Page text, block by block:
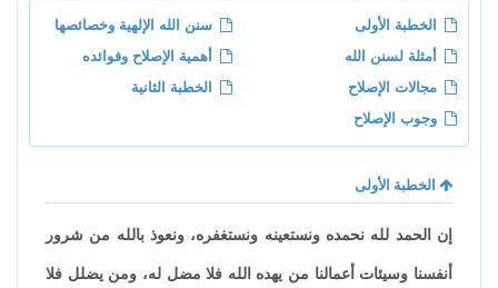
الخطبة الأولى
سنن الله الإلهية وخصائصها
أمثلة لسنن الله
أهمية الإصلاح وفوائده
مجالات الإصلاح
الخطبة الثانية
وجوب الإصلاح
الخطبة الأولى
إن الحمد لله نحمده ونستعينه ونستغفره، ونعوذ بالله من شرور
أنفسنا وسيئات أعمالنا من يهده الله فلا مضل له، ومن يضلل فلا